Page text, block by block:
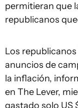
permitieran que
republicanos
Los
anuncios de
la inflación,
en The Lever,
gastado solo US